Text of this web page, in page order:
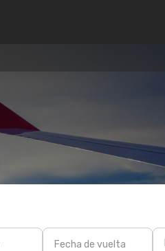
Fecha de vuelta